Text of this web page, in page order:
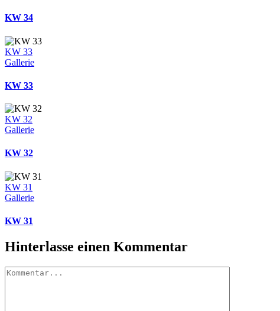
KW 34
KW 33
Gallerie
KW 33
KW 32
Gallerie
KW 32
KW 31
Gallerie
KW 31
Hinterlasse einen Kommentar
Kommentar